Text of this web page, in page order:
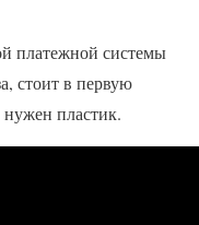
платежной системы
стоит в первую
нужен пластик.